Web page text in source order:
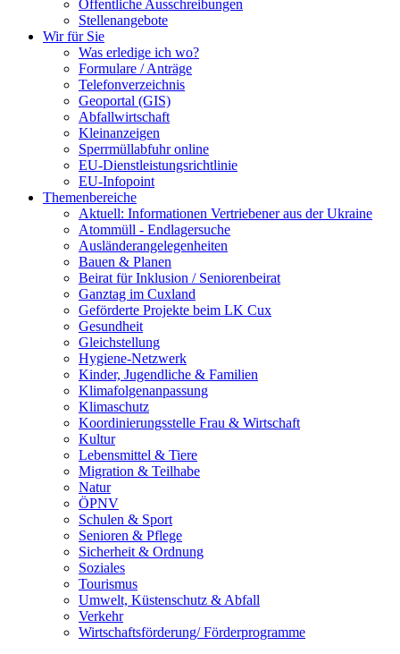
Öffentliche Ausschreibungen
Stellenangebote
Wir für Sie
Was erledige ich wo?
Formulare / Anträge
Telefonverzeichnis
Geoportal (GIS)
Abfallwirtschaft
Kleinanzeigen
Sperrmüllabfuhr online
EU-Dienstleistungsrichtlinie
EU-Infopoint
Themenbereiche
Aktuell: Informationen Vertriebener aus der Ukraine
Atommüll - Endlagersuche
Ausländerangelegenheiten
Bauen & Planen
Beirat für Inklusion / Seniorenbeirat
Ganztag im Cuxland
Geförderte Projekte beim LK Cux
Gesundheit
Gleichstellung
Hygiene-Netzwerk
Kinder, Jugendliche & Familien
Klimafolgenanpassung
Klimaschutz
Koordinierungsstelle Frau & Wirtschaft
Kultur
Lebensmittel & Tiere
Migration & Teilhabe
Natur
ÖPNV
Schulen & Sport
Senioren & Pflege
Sicherheit & Ordnung
Soziales
Tourismus
Umwelt, Küstenschutz & Abfall
Verkehr
Wirtschaftsförderung/ Förderprogramme